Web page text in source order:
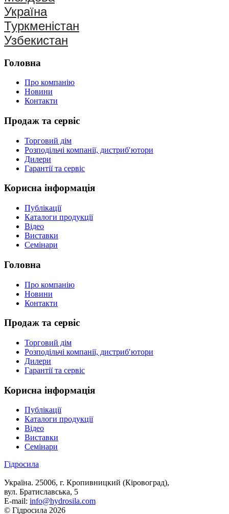
Україна
Туркменістан
Узбекистан
Головна
Про компанію
Новини
Контакти
Продаж та сервіс
Торговий дім
Розподільчі компанії, дистриб′ютори
Дилери
Гарантії та сервіс
Корисна інформація
Публікації
Каталоги продукції
Відео
Виставки
Семінари
Головна
Про компанію
Новини
Контакти
Продаж та сервіс
Торговий дім
Розподільчі компанії, дистриб′ютори
Дилери
Гарантії та сервіс
Корисна інформація
Публікації
Каталоги продукції
Відео
Виставки
Семінари
Гідросила
Україна. 25006, г. Кропивницкий (Кіровоград),
вул. Братиславська, 5
E-mail: info@hydrosila.com
© Гідросила 2026